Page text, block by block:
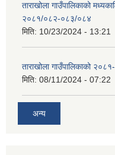
ताराखोला गाउँपालिकाको
२०८१/०८२-०८३/०८४
मिति: 10/23/2024 - 13:21
ताराखोला गाउँपालिकाको
मिति: 08/11/2024 - 07:22
अन्य